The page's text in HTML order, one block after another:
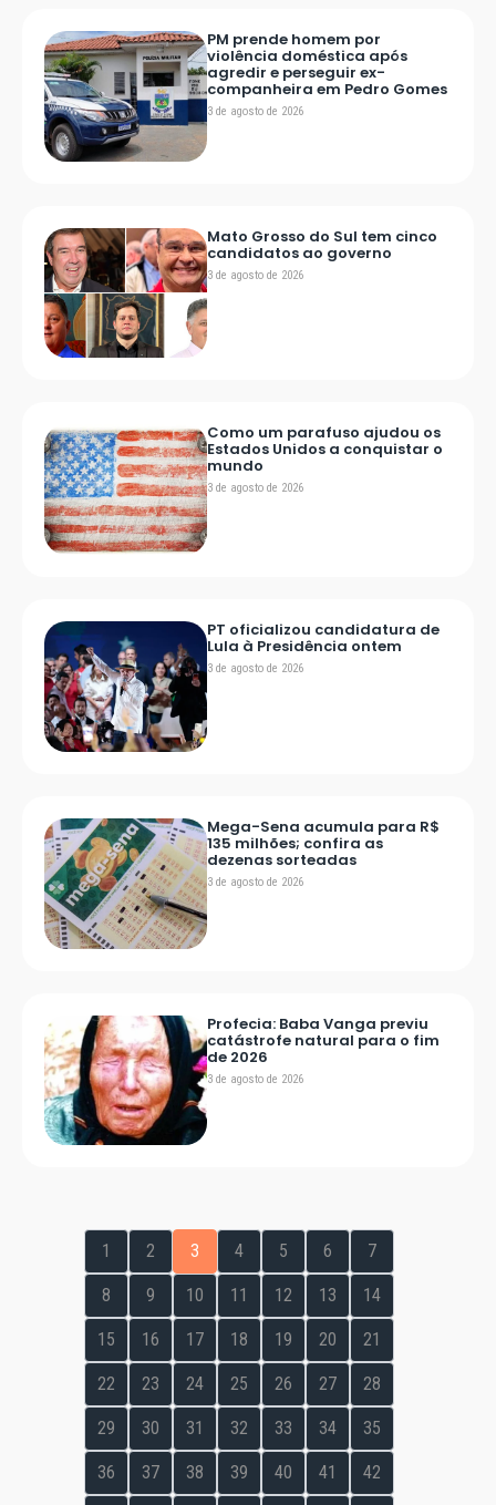
PM prende homem por
violência doméstica após
agredir e perseguir ex-
companheira em Pedro Gomes
3 de agosto de 2026
Mato Grosso do Sul tem cinco
candidatos ao governo
3 de agosto de 2026
Como um parafuso ajudou os
Estados Unidos a conquistar o
mundo
3 de agosto de 2026
PT oficializou candidatura de
Lula à Presidência ontem
3 de agosto de 2026
Mega-Sena acumula para R$
135 milhões; confira as
dezenas sorteadas
3 de agosto de 2026
Profecia: Baba Vanga previu
catástrofe natural para o fim
de 2026
3 de agosto de 2026
1 2 3 4 5 6 7
8 9 10 11 12 13 14
15 16 17 18 19 20 21
22 23 24 25 26 27 28
29 30 31 32 33 34 35
36 37 38 39 40 41 42